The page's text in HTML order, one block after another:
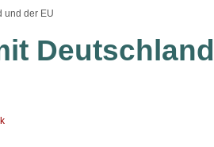
und der EU
Deutschland